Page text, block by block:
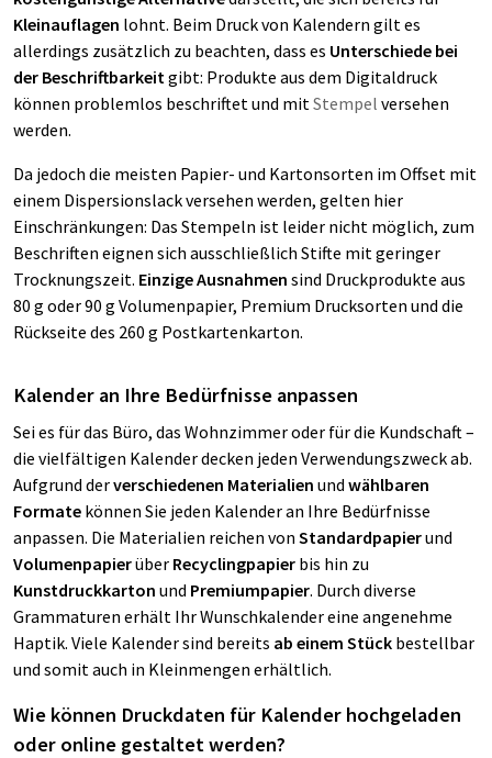
Kleinauflagen lohnt. Beim Druck von Kalendern gilt es
allerdings zusätzlich zu beachten, dass es Unterschiede bei
der Beschriftbarkeit gibt: Produkte aus dem Digitaldruck
können problemlos beschriftet und mit Stempel versehen
werden.
Da jedoch die meisten Papier- und Kartonsorten im Offset mit
einem Dispersionslack versehen werden, gelten hier
Einschränkungen: Das Stempeln ist leider nicht möglich, zum
Beschriften eignen sich ausschließlich Stifte mit geringer
Trocknungszeit. Einzige Ausnahmen sind Druckprodukte aus
80 g oder 90 g Volumenpapier, Premium Drucksorten und die
Rückseite des 260 g Postkartenkarton.
Kalender an Ihre Bedürfnisse anpassen
Sei es für das Büro, das Wohnzimmer oder für die Kundschaft –
die vielfältigen Kalender decken jeden Verwendungszweck ab.
Aufgrund derverschiedenen Materialien und wählbaren
Formate können Sie jeden Kalender an Ihre Bedürfnisse
anpassen. Die Materialien reichen von Standardpapierund
Volumenpapierüber Recyclingpapier bis hin zu
Kunstdruckkarton und Premiumpapier. Durch diverse
Grammaturen erhält Ihr Wunschkalender eine angenehme
Haptik. Viele Kalender sind bereits ab einem Stück bestellbar
und somit auch in Kleinmengen erhältlich.
Wie können Druckdaten für Kalender hochgeladen
oder online gestaltet werden?